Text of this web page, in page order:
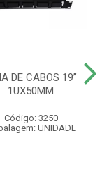
DE CABOS 19”
1UX50MM
Código: 3250
UNIDADE